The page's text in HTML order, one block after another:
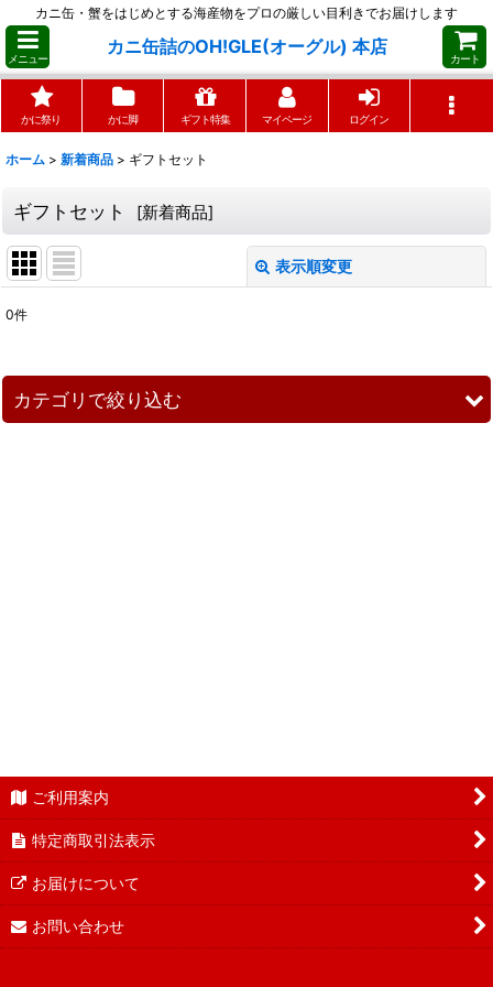
カニ缶・蟹をはじめとする海産物をプロの厳しい目利きでお届けします
メニュー
カニ缶詰のOH!GLE(オーグル) 本店
カート
かに祭り かに脚 ギフト特集 マイページ ログイン
ホーム > 新着商品 > ギフトセット
ギフトセット [新着商品]
表示順変更
表示数
0件
カテゴリで絞り込む
ご利用案内
特定商取引法表示
お届けについて
お問い合わせ